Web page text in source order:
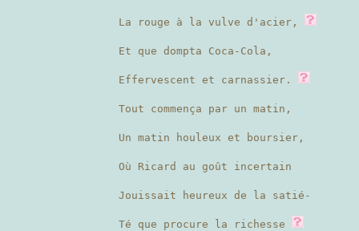
La rouge à la vulve d'acier,
Et que dompta Coca-Cola,
Effervescent et carnassier.
Tout commença par un matin,
Un matin houleux et boursier,
Où Ricard au goût incertain
Jouissait heureux de la satié-
Té que procure la richesse